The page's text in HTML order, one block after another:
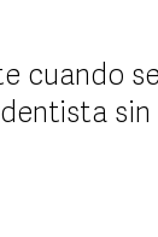
cuando